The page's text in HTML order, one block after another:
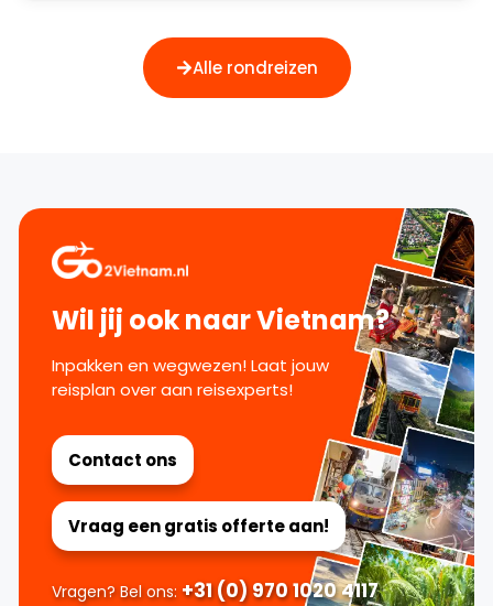
Alle rondreizen
Wil jij ook naar Vietnam?
Inpakken en wegwezen! Laat jouw
reisplan over aan reisexperts!
Contact ons
Vraag een gratis offerte aan!
Vragen? Bel ons: +31 (0) 970 1020 4117